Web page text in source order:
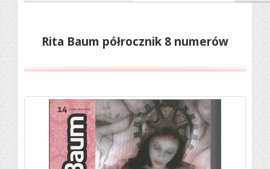
Rita Baum półrocznik 8 numerów